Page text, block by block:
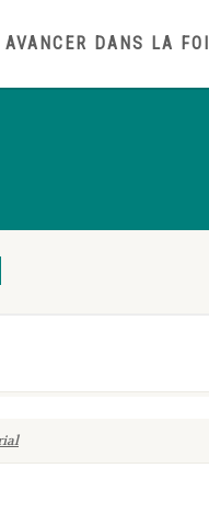
AVANCER DANS LA FOI